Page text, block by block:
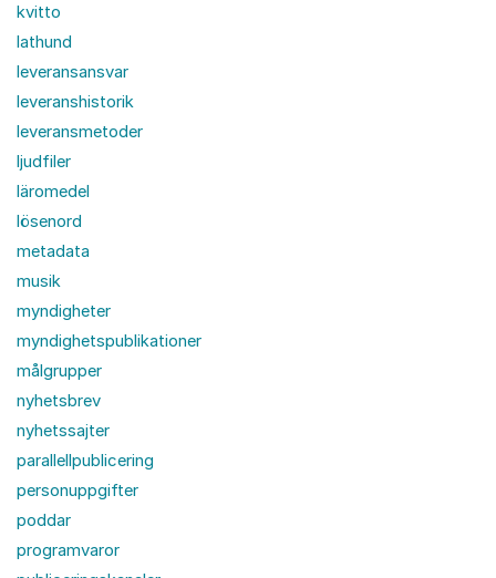
kvitto
lathund
leveransansvar
leveranshistorik
leveransmetoder
ljudfiler
läromedel
lösenord
metadata
musik
myndigheter
myndighetspublikationer
målgrupper
nyhetsbrev
nyhetssajter
parallellpublicering
personuppgifter
poddar
programvaror